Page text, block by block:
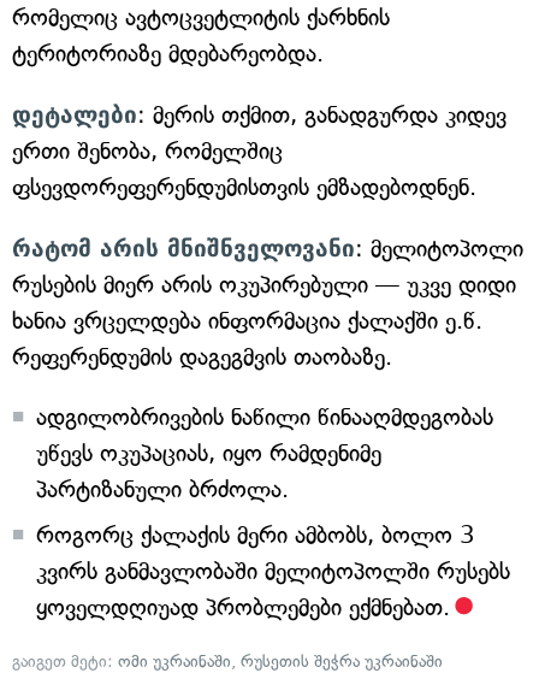
რომელიც ავტოცვეტლიტის ქარხნის
ტერიტორიაზე მდებარეობდა.
დეტალები: მერის თქმით, განადგურდა კიდევ
ერთი შენობა, რომელშიც
ფსევდორეფერენდუმისთვის ემზადებოდნენ.
რატომ არის მნიშნველოვანი: მელიტოპოლი
რუსების მიერ არის ოკუპირებული — უკვე დიდი
ხანია ვრცელდება ინფორმაცია ქალაქში ე.წ.
რეფერენდუმის დაგეგმვის თაობაზე.
ადგილობრივების ნაწილი წინააღმდეგობას
უწევს ოკუპაციას, იყო რამდენიმე
პარტიზანული ბრძოლა.
როგორც ქალაქის მერი ამბობს, ბოლო 3
კვირს განმავლობაში მელიტოპოლში რუსებს
ყოველდღიუად პრობლემები ექმნებათ.
გაიგეთ მეტი: ომი უკრაინაში, რუსეთის შეჭრა უკრაინაში